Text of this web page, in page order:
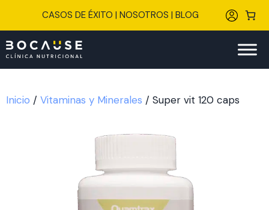
CASOS DE ÉXITO | NOSOTROS | BLOG
Inicio / Vitaminas y Minerales / Super vit 120 caps